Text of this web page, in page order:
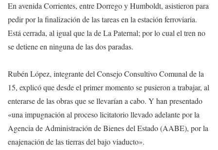
En avenida Corrientes, entre Dorrego y Humboldt, asistieron para
pedir por la finalización de las tareas en la estación ferroviaria.
Está cerrada, al igual que la de La Paternal; por lo cual el tren no
se detiene en ninguna de las dos paradas.
Rubén López, integrante del Consejo Consultivo Comunal de la
15, explicó que desde el primer momento se pusieron a trabajar, al
enterarse de las obras que se llevarían a cabo. Y han presentado
«una impugnación al proceso licitatorio llevado adelante por la
Agencia de Administración de Bienes del Estado (AABE), por la
enajenación de las tierras del bajo viaducto».